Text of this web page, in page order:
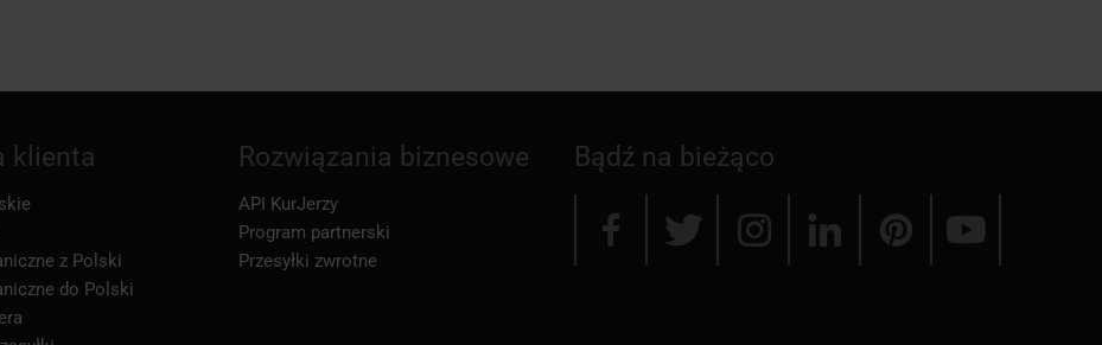
Bądź na bieżąco
klienta
z Polski
do Polski
Rozwiązania biznesowe
API KurJerzy
Program partnerski
Przesyłki zwrotne